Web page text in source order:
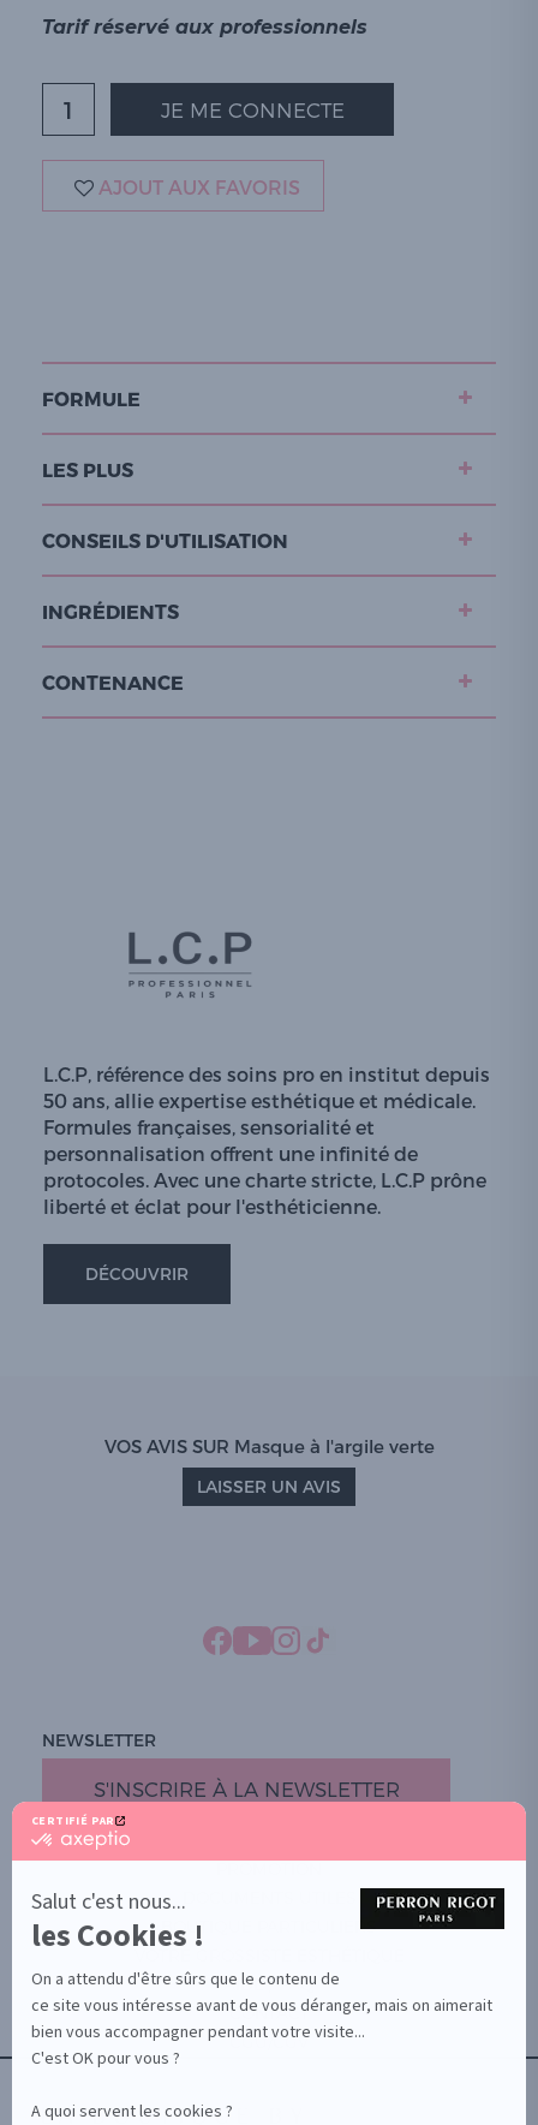
CERTIFIÉ PAR
certifié
En
savoir
plus
sur
Axeptio
Salut c'est nous...
les Cookies !
On a attendu d'être sûrs que le contenu de
ce site vous intéresse avant de vous déranger, mais on aimerait
bien vous accompagner pendant votre visite...
C'est OK pour vous ?
A quoi servent les cookies ?
Tarif réservé aux professionnels
JE ME CONNECTE
AJOUT AUX FAVORIS
FORMULE
LES PLUS
CONSEILS D'UTILISATION
INGRÉDIENTS
CONTENANCE
L.C.P, référence des soins pro en institut depuis
50 ans, allie expertise esthétique et médicale.
Formules françaises, sensorialité et
personnalisation offrent une infinité de
protocoles. Avec une charte stricte, L.C.P prône
liberté et éclat pour l'esthéticienne.
DÉCOUVRIR
VOS AVIS SUR Masque à l'argile verte
LAISSER UN AVIS
NEWSLETTER
S'INSCRIRE À LA NEWSLETTER
BOUTIQUE PARTICULIERS
AIDE / FAQ
CONTACT
CGU/CGV